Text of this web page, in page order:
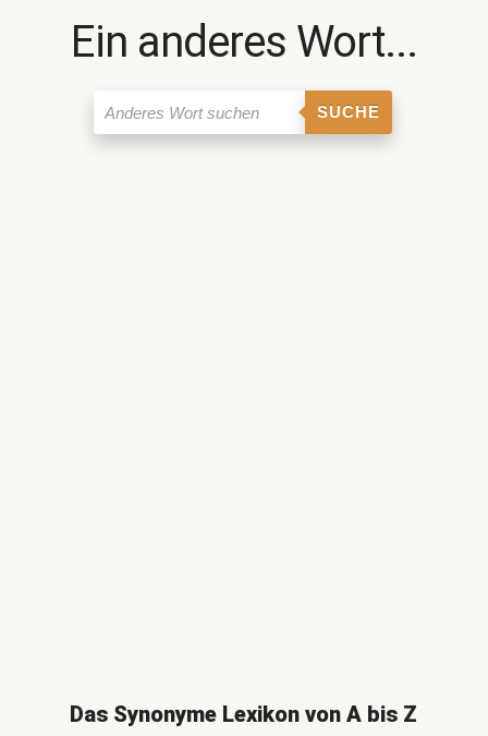
Ein anderes Wort...
SUCHE
Das Synonyme Lexikon von A bis Z